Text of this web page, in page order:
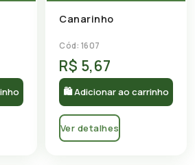
Canarinho
Cód: 1607
R$ 5,67
🛍 Adicionar ao carrinho
Ver detalhes